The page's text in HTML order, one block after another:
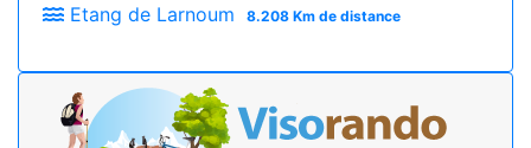
Etang de Larnoum 8.208 Km de distance